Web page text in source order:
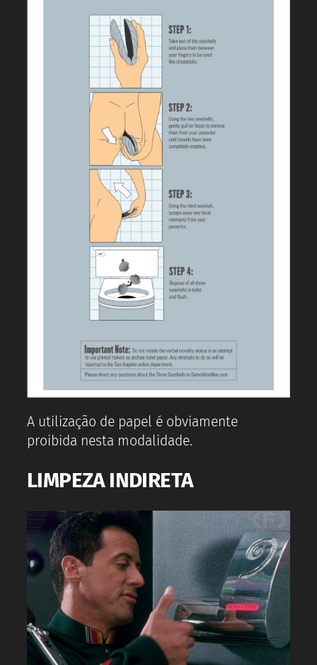
A utilização de papel é obviamente
proibida nesta modalidade.
LIMPEZA INDIRETA